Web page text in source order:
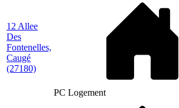
12 Allee
Des
Fontenelles,
Caugé
(27180)
PC Logement